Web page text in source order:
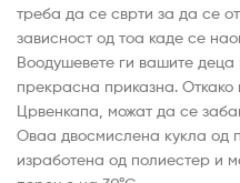
треба да се сврти за да се
зависност од тоа каде се
Воодушевете ги вашите деца
прекрасна приказна. Откако
Црвенкапа, можат да се
Оваа двосмислена кукла од
изработена од полиестер и